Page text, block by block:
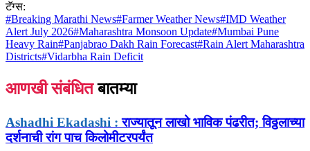
टॅग्स:
#Breaking Marathi News#Farmer Weather News#IMD Weather
Alert July 2026#Maharashtra Monsoon Update#Mumbai Pune
Heavy Rain#Panjabrao Dakh Rain Forecast#Rain Alert Maharashtra
Districts#Vidarbha Rain Deficit
आणखी संबंधित बातम्या
Ashadhi Ekadashi : राज्यातून लाखो भाविक पंढरीत; विठ्ठलाच्या
दर्शनाची रांग पाच किलोमीटरपर्यंत